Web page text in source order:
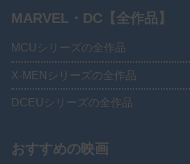
MARVEL・DC【全作品】
MCUシリーズの全作品
X-MENシリーズの全作品
DCEUシリーズの全作品
おすすめの映画